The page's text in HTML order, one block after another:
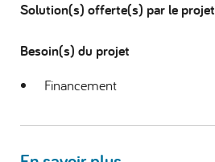
Solution(s) offerte(s) par le projet
Besoin(s) du projet
Financement